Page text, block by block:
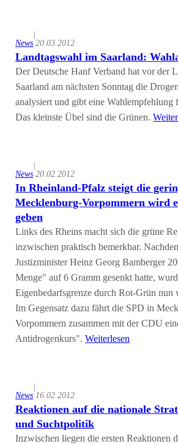
News
|
20.03.2012
Landtagswahl im Saarland:
Der Deutsche Hanf Verband hat vor der
Saarland am nächsten Sonntag die
analysiert und gibt eine Wahlempfehlung
Das kleinste Übel sind die Grünen.
News
|
20.02.2012
In Rheinland-Pfalz steigt die
Mecklenburg-Vorpommern wird
geben
Links des Rheins macht sich die grüne
inzwischen praktisch bemerkbar.
Justizminister Heinz Georg Bamberger
Menge" auf 6 Gramm gesenkt hatte,
Eigenbedarfsgrenze durch Rot-Grün nun
Im Gegensatz dazu fährt die SPD in
Vorpommern zusammen mit der CDU
Antidrogenkurs".Weiterlesen
News
|
16.02.2012
Reaktionen auf die nationale
und Suchtpolitik
Inzwischen liegen die ersten Reaktionen